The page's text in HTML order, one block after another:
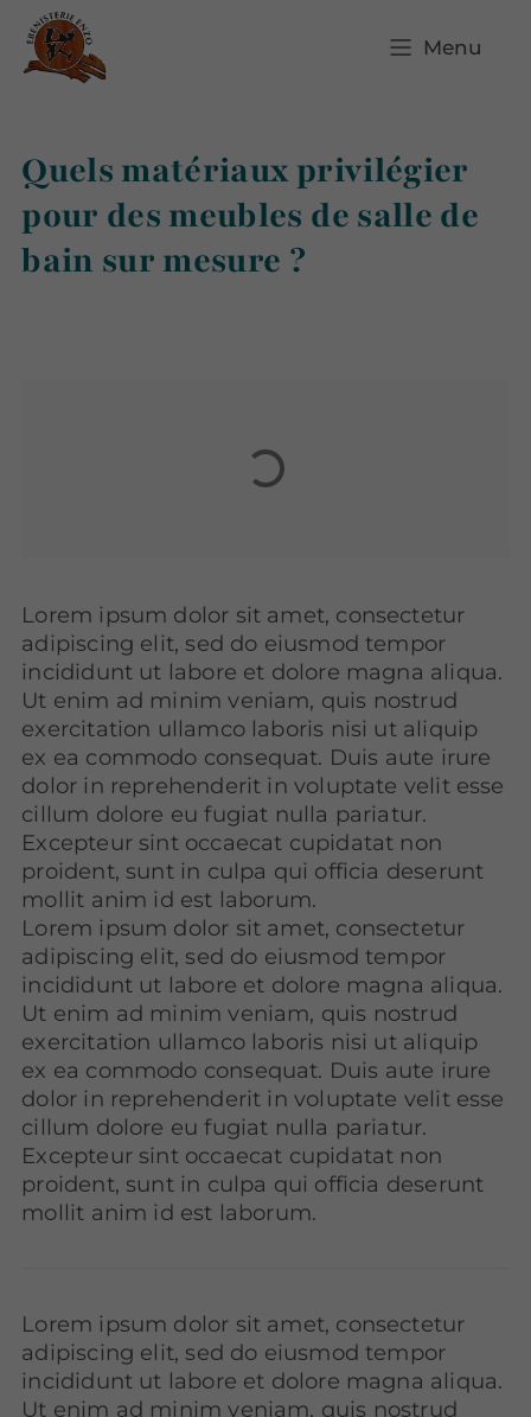
Menu
Quels matériaux privilégier
pour des meubles de salle de
bain sur mesure ?
Lorem ipsum dolor sit amet, consectetur
adipiscing elit, sed do eiusmod tempor
incididunt ut labore et dolore magna aliqua.
Ut enim ad minim veniam, quis nostrud
exercitation ullamco laboris nisi ut aliquip
ex ea commodo consequat. Duis aute irure
dolor in reprehenderit in voluptate velit esse
cillum dolore eu fugiat nulla pariatur.
Excepteur sint occaecat cupidatat non
proident, sunt in culpa qui officia deserunt
mollit anim id est laborum.
Lorem ipsum dolor sit amet, consectetur
adipiscing elit, sed do eiusmod tempor
incididunt ut labore et dolore magna aliqua.
Ut enim ad minim veniam, quis nostrud
exercitation ullamco laboris nisi ut aliquip
ex ea commodo consequat. Duis aute irure
dolor in reprehenderit in voluptate velit esse
cillum dolore eu fugiat nulla pariatur.
Excepteur sint occaecat cupidatat non
proident, sunt in culpa qui officia deserunt
mollit anim id est laborum.
Lorem ipsum dolor sit amet, consectetur
adipiscing elit, sed do eiusmod tempor
incididunt ut labore et dolore magna aliqua.
Ut enim ad minim veniam, quis nostrud